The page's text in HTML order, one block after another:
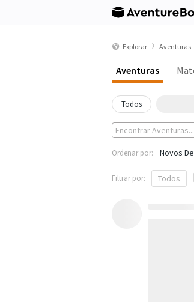
Explorar Aventuras
Aventuras
Todos
Ordenar por: Novos
Filtrar por: Todos